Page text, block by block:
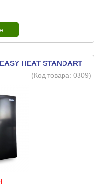
HEAT STANDART
(Код товара: 0309)